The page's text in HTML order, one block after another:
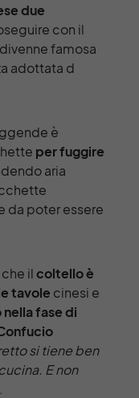
due
con il
famosa
adottata d
è
per fuggire
aria
da poter essere
ilcoltello è
tavole cinesi e
fase di
si tiene ben
E non